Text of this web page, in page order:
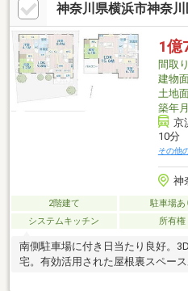
神奈川県横浜市神奈
1億
間取り
建物
土地
築年月
京
10分
その他
神
2階建て 駐車場あ
システムキッチン
所有権
南側駐車場に付き日当たり良好。
宅。有効活用された屋根裏スペース